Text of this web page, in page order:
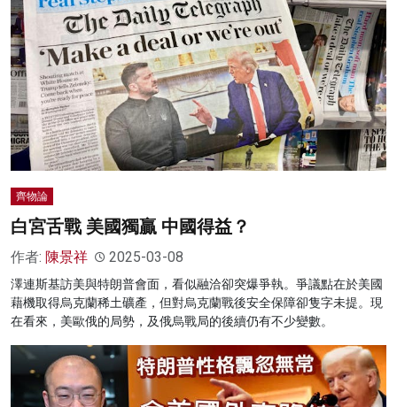
齊物論
白宮舌戰 美國獨贏 中國得益？
作者: 陳景祥 2025-03-08
澤連斯基訪美與特朗普會面，看似融洽卻突爆爭執。爭議點在於美國
藉機取得烏克蘭稀土礦產，但對烏克蘭戰後安全保障卻隻字未提。現
在看來，美歐俄的局勢，及俄烏戰局的後續仍有不少變數。